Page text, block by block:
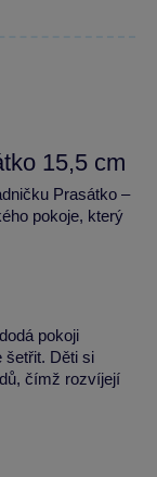
15,5 cm
Prasátko –
pokoje, který
pokoji
šetřit. Děti si
čímž rozvíjejí